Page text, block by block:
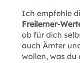
Ich empfehle
Freilerner-
ob für dich
auch Ämter
wollen, was du